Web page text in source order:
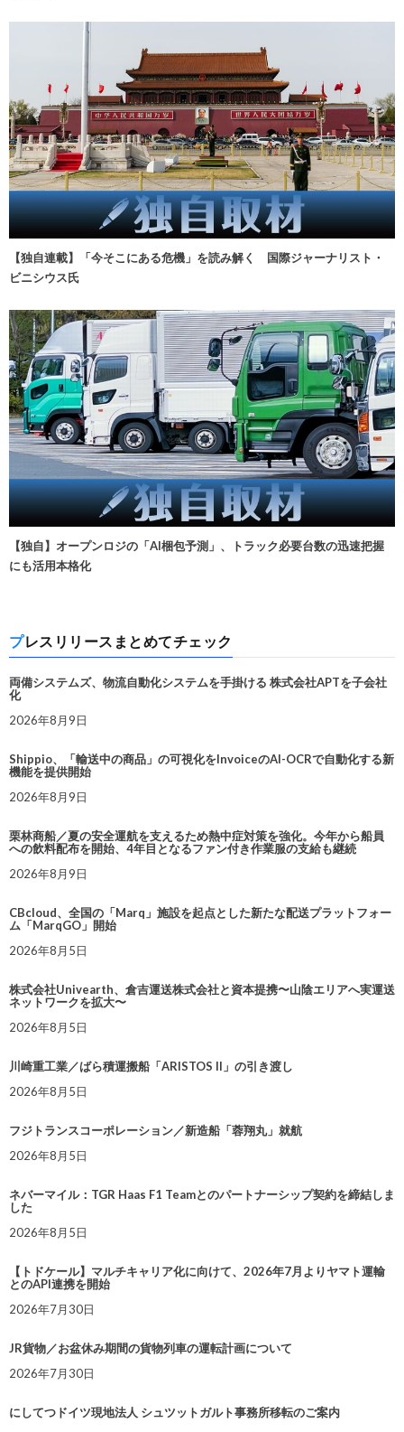
【独自連載】「今そこにある危機」を読み解く 国際ジャーナリスト・
ビニシウス氏
【独自】オープンロジの「AI梱包予測」、トラック必要台数の迅速把握
にも活用本格化
プレスリリースまとめてチェック
両備システムズ、物流自動化システムを手掛ける 株式会社APTを子会社
化
2026年8月9日
Shippio、「輸送中の商品」の可視化をInvoiceのAI-OCRで自動化する新
機能を提供開始
2026年8月9日
栗林商船／夏の安全運航を支えるため熱中症対策を強化。今年から船員
への飲料配布を開始、4年目となるファン付き作業服の支給も継続
2026年8月9日
CBcloud、全国の「Marq」施設を起点とした新たな配送プラットフォー
ム「MarqGO」開始
2026年8月5日
株式会社Univearth、倉吉運送株式会社と資本提携〜山陰エリアへ実運送
ネットワークを拡大〜
2026年8月5日
川崎重工業／ばら積運搬船「ARISTOS II」の引き渡し
2026年8月5日
フジトランスコーポレーション／新造船「蓉翔丸」就航
2026年8月5日
ネバーマイル：TGR Haas F1 Teamとのパートナーシップ契約を締結しま
した
2026年8月5日
【トドケール】マルチキャリア化に向けて、2026年7月よりヤマト運輸
とのAPI連携を開始
2026年7月30日
JR貨物／お盆休み期間の貨物列車の運転計画について
2026年7月30日
にしてつドイツ現地法人 シュツットガルト事務所移転のご案内